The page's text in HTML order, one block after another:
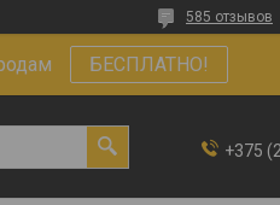
585 отзывов
БЕСПЛАТНО!
+375